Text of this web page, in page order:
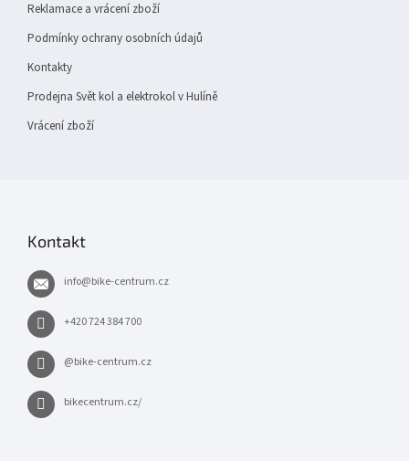
Reklamace a vrácení zboží
Podmínky ochrany osobních údajů
Kontakty
Prodejna Svět kol a elektrokol v Hulíně
Vrácení zboží
Kontakt
info@bike-centrum.cz
+420 724 384 700
@bike-centrum.cz
bikecentrum.cz/